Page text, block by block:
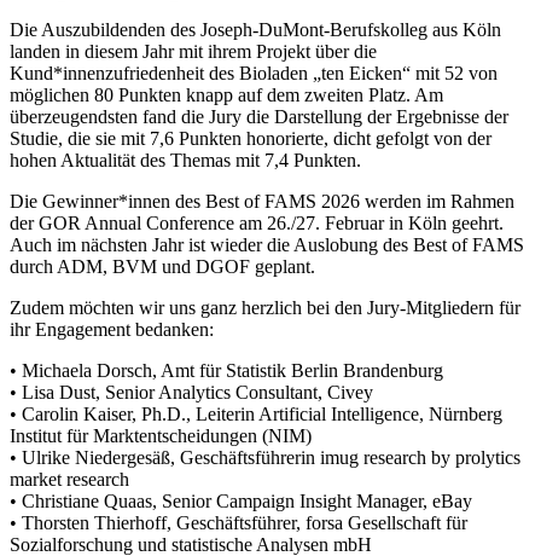
Die Auszubildenden des Joseph-DuMont-Berufskolleg aus Köln
landen in diesem Jahr mit ihrem Projekt über die
Kund*innenzufriedenheit des Bioladen „ten Eicken“ mit 52 von
möglichen 80 Punkten knapp auf dem zweiten Platz. Am
überzeugendsten fand die Jury die Darstellung der Ergebnisse der
Studie, die sie mit 7,6 Punkten honorierte, dicht gefolgt von der
hohen Aktualität des Themas mit 7,4 Punkten.
Die Gewinner*innen des Best of FAMS 2026 werden im Rahmen
der GOR Annual Conference am 26./27. Februar in Köln geehrt.
Auch im nächsten Jahr ist wieder die Auslobung des Best of FAMS
durch ADM, BVM und DGOF geplant.
Zudem möchten wir uns ganz herzlich bei den Jury-Mitgliedern für
ihr Engagement bedanken:
• Michaela Dorsch, Amt für Statistik Berlin Brandenburg
• Lisa Dust, Senior Analytics Consultant, Civey
• Carolin Kaiser, Ph.D., Leiterin Artificial Intelligence, Nürnberg
Institut für Marktentscheidungen (NIM)
• Ulrike Niedergesäß, Geschäftsführerin imug research by prolytics
market research
• Christiane Quaas, Senior Campaign Insight Manager, eBay
• Thorsten Thierhoff, Geschäftsführer, forsa Gesellschaft für
Sozialforschung und statistische Analysen mbH